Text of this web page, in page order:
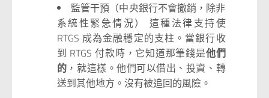
監管干預（中央銀行不會撤銷，除非
系統性緊急情況） 這種法律支持使
RTGS 成為金融穩定的支柱。當銀行收
到 RTGS 付款時，它知道那筆錢是他們
的 ，就這樣。他們可以借出、投資、轉
送到其他地方。沒有被追回的風險。